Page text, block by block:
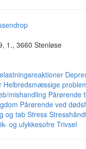
1., 3660 Stenløse
Helbredsmæssige
mishandling Pårørende
Pårørende ved
og tab Stress
og ulykkesofre Trivsel